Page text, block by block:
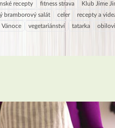
recepty fitness strava Klub Jíme
bramborový salát celer recepty a
Vánoce vegetariánství tatarka